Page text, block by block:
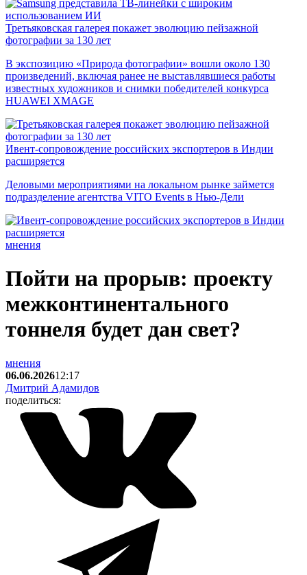
Третьяковская галерея покажет эволюцию пейзажной
фотографии за 130 лет
В экспозицию «Природа фотографии» вошли около 130
произведений, включая ранее не выставлявшиеся работы
известных художников и снимки победителей конкурса
HUAWEI XMAGE
Ивент-сопровождение российских экспортеров в Индии
расширяется
Деловыми мероприятиями на локальном рынке займется
подразделение агентства VITO Events в Нью-Дели
мнения
Пойти на прорыв: проекту
межконтинентального
тоннеля будет дан свет?
мнения
06.06.202612:17
Дмитрий Адамидов
поделиться: